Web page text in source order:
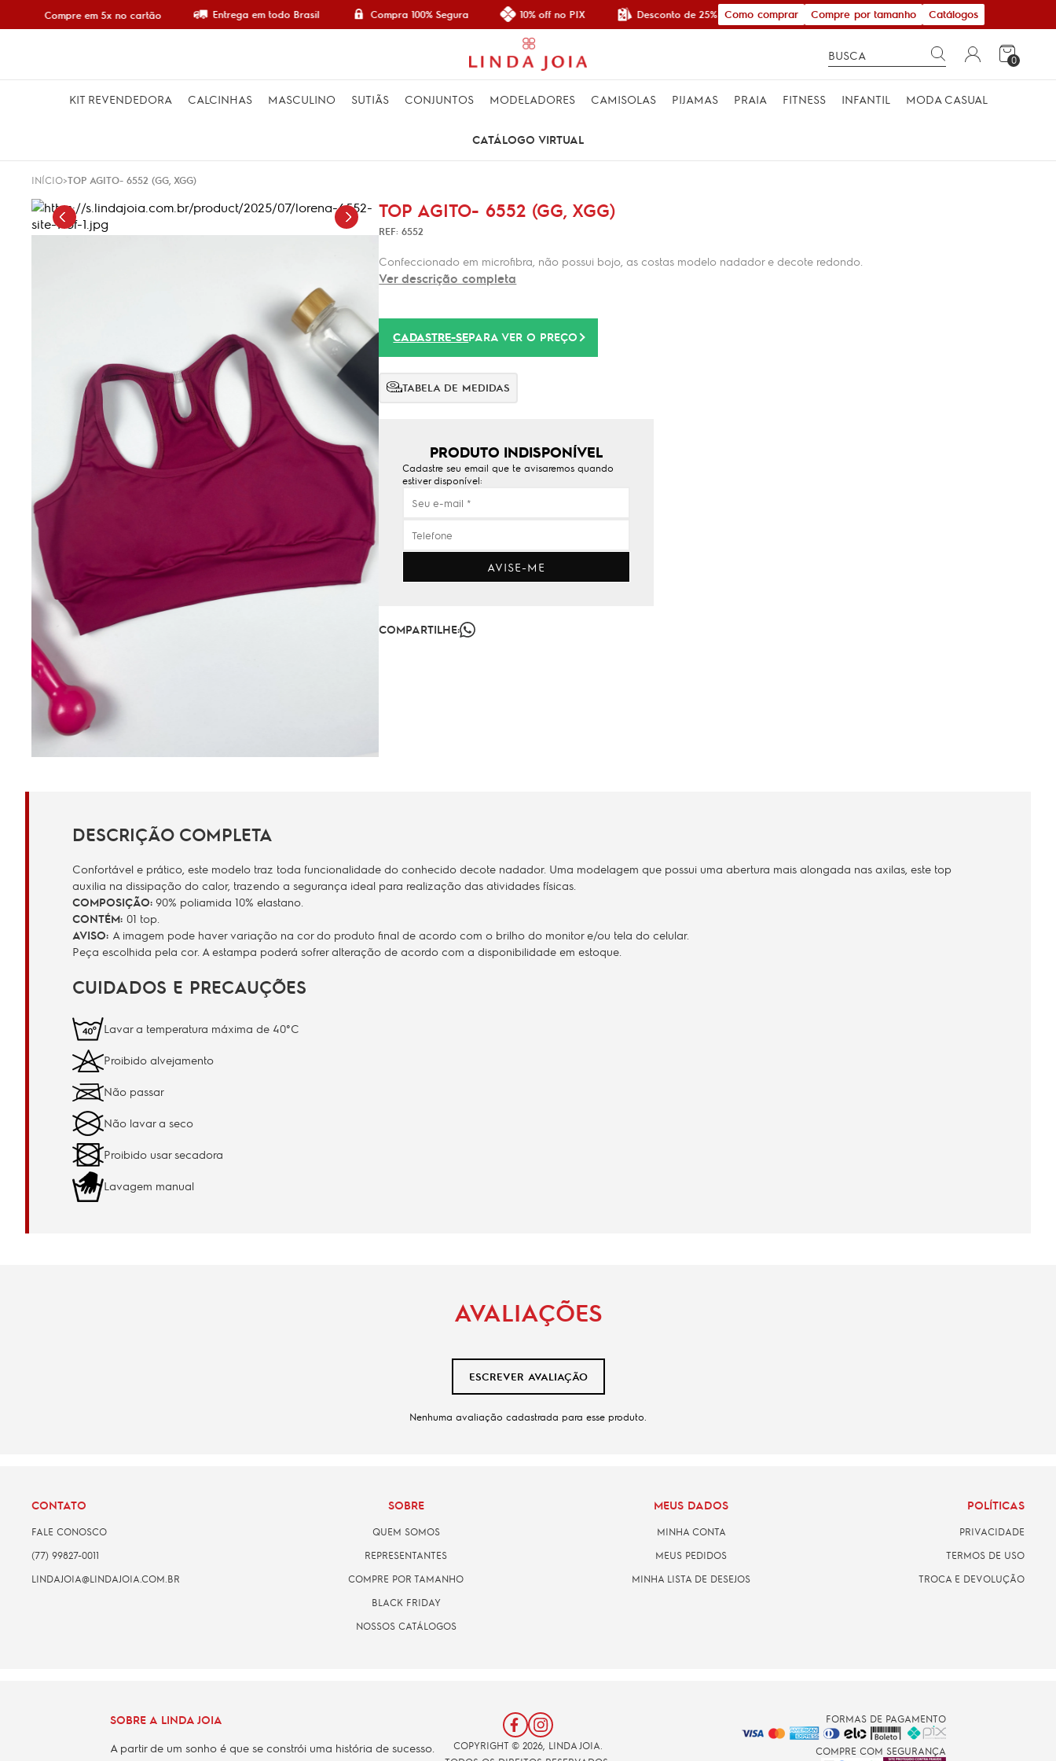
Compre em 5x no cartão Entrega em todo Brasil Compra 100% Segura 10% off no PIX Desconto de 25% Acima de R$ 600,00
Como comprar Compre por tamanho Catálogos
0
KIT REVENDEDORA CALCINHAS MASCULINO SUTIÃS CONJUNTOS MODELADORES CAMISOLAS PIJAMAS PRAIA FITNESS INFANTIL MODA CASUAL
CATÁLOGO VIRTUAL
INÍCIO TOP AGITO- 6552 (GG, XGG)
TOP AGITO- 6552 (GG, XGG)
REF: 6552
Confeccionado em microfibra, não possui bojo, as costas modelo nadador e decote redondo.
Ver descrição completa
CADASTRE-SEPARA VER O PREÇO
TABELA DE MEDIDAS
PRODUTO INDISPONÍVEL
Cadastre seu email que te avisaremos quando
estiver disponível:
AVISE-ME
COMPARTILHE:
DESCRIÇÃO COMPLETA
Confortável e prático, este modelo traz toda funcionalidade do conhecido decote nadador. Uma modelagem que possui uma abertura mais alongada nas axilas, este top
auxilia na dissipação do calor, trazendo a segurança ideal para realização das atividades físicas.
COMPOSIÇÃO: 90% poliamida 10% elastano.
CONTÉM: 01 top.
AVISO: A imagem pode haver variação na cor do produto final de acordo com o brilho do monitor e/ou tela do celular.
Peça escolhida pela cor. A estampa poderá sofrer alteração de acordo com a disponibilidade em estoque.
CUIDADOS E PRECAUÇÕES
Lavar a temperatura máxima de 40°C
Proibido alvejamento
Não passar
Não lavar a seco
Proibido usar secadora
Lavagem manual
AVALIAÇÕES
ESCREVER AVALIAÇÃO
Nenhuma avaliação cadastrada para esse produto.
CONTATO
FALE CONOSCO
(77) 99827-0011
LINDAJOIA@LINDAJOIA.COM.BR
SOBRE
QUEM SOMOS
REPRESENTANTES
COMPRE POR TAMANHO
BLACK FRIDAY
NOSSOS CATÁLOGOS
MEUS DADOS
MINHA CONTA
MEUS PEDIDOS
MINHA LISTA DE DESEJOS
POLÍTICAS
PRIVACIDADE
TERMOS DE USO
TROCA E DEVOLUÇÃO
SOBRE A LINDA JOIA
A partir de um sonho é que se constrói uma história de sucesso.
COPYRIGHT © 2026, LINDA JOIA.
FORMAS DE PAGAMENTO
COMPRE COM SEGURANÇA